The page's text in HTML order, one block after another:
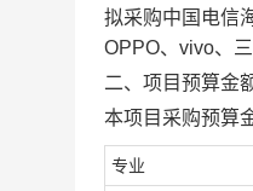
拟采购中国电信
OPPO、vivo、
二、项目预算金
本项目采购预算
专业